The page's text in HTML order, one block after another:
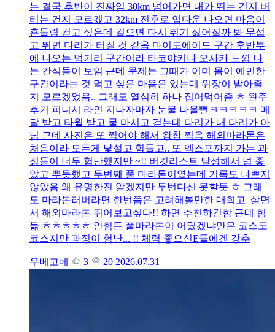
는 결국 후반이 진짜임 30km 넘어가면 내가 뛰는 건지 버
티는 건지 모르겠고 32km 전후로 업다운 나오면 마음이
흔들림 걷고 싶은데 걸으면 다시 뛰기 싫어질까 봐 무섭
고 뛰면 다리가 터질 것 같음 마이도에이드 구간 후반부
에 나오는 먹거리 구간이라 타코야키나 오사카 느낌 나
는 간식들이 보임 근데 문제는 그때가 이미 몸이 예민한
구간이라는 것 먹고 싶은 마음은 있는데 위장이 받아줄
지 모르겠었음.. 그래도 열심히 하나 집어먹어쥼 ㅎ 완주
후기 피니시 라인 지나자마자 눈물 나올뻔ㅋㅋㅋㅋㅋ 메
달 받고 타월 받고 물 마시고 걷는데 다리가 내 다리가 아
님 근데 사진은 또 찍어야 해서 왕창 찍음 해외마라톤은
처음이라 모든게 낯설고 힘들고.. 또 엑스포까지 가는 과
정들이 너무 험난했지만 ~!! 버킷리스트 달성해서 넘 좋
았고 뿌듯했고 두번째 풀 마라톤이였는데 기록도 나쁘지
않았음 왜 유명한진 알겠지만 두번다신 못할듯 ㅎ 그래
도 마라톤러버라면 한번쯤은 고려해볼만한 대회고 살면
서 해외마라톤 뛰어보고싶다!! 하면 추천하긴함 근데 힘
듦 ㅎㅎㅎㅎㅎ 안힘든 풀마라톤이 어딨겠냐만은 코스도
코스지만 과정이 험난... !! 체력 좋으신E들에겐 강추
우베고베 3 20 2026.07.31